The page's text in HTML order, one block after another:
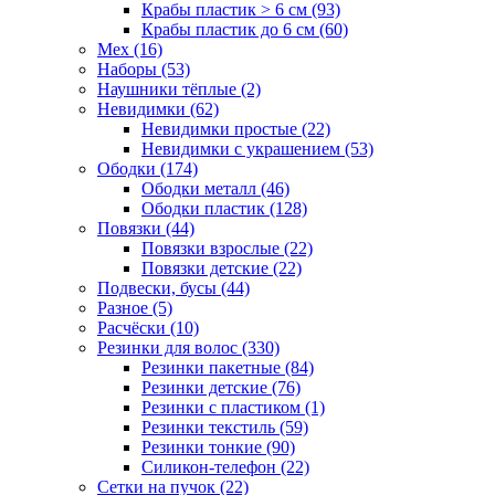
Крабы пластик > 6 см (93)
Крабы пластик до 6 см (60)
Мех (16)
Наборы (53)
Наушники тёплые (2)
Невидимки (62)
Невидимки простые (22)
Невидимки с украшением (53)
Ободки (174)
Ободки металл (46)
Ободки пластик (128)
Повязки (44)
Повязки взрослые (22)
Повязки детские (22)
Подвески, бусы (44)
Разное (5)
Расчёски (10)
Резинки для волос (330)
Резинки пакетные (84)
Резинки детские (76)
Резинки с пластиком (1)
Резинки текстиль (59)
Резинки тонкие (90)
Силикон-телефон (22)
Сетки на пучок (22)